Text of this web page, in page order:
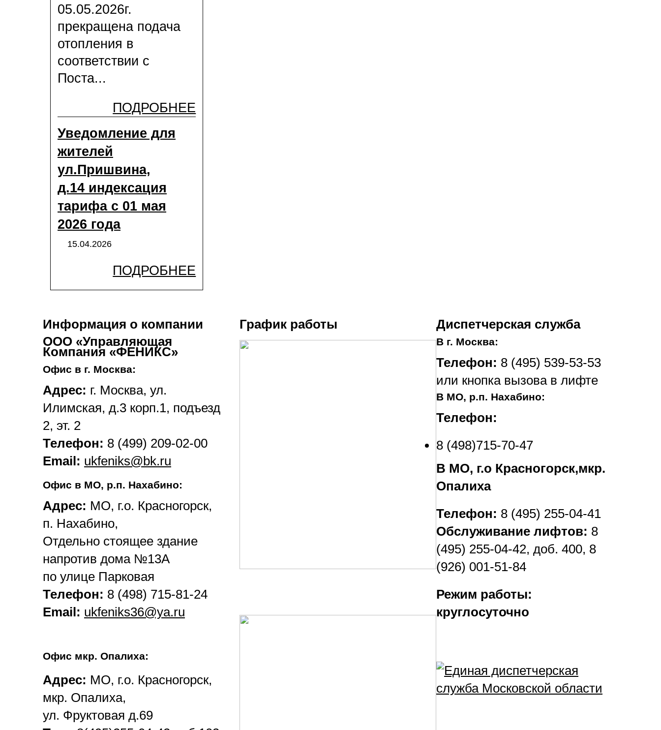
05.05.2026г.
прекращена подача
отопления в
соответствии с
Поста...
ПОДРОБНЕЕ
Уведомление для
жителей
ул.Пришвина,
д.14 индексация
тарифа с 01 мая
2026 года
15.04.2026
ПОДРОБНЕЕ
Информация о компании
ООО «Управляющая
Компания «ФЕНИКС»
Офис в г. Москва:
Адрес: г. Москва, ул.
Илимская, д.3 корп.1, подъезд
2, эт. 2
Телефон: 8 (499) 209-02-00
Email: ukfeniks@bk.ru
Офис в МО, р.п. Нахабино:
Адрес: МО, г.о. Красногорск,
п. Нахабино,
Отдельно стоящее здание
напротив дома №13А
по улице Парковая
Телефон: 8 (498) 715-81-24
Email: ukfeniks36@ya.ru
Офис мкр. Опалиха:
Адрес: МО, г.о. Красногорск,
мкр. Опалиха,
ул. Фруктовая д.69
График работы Диспетчерская служба
В г. Москва:
Телефон: 8 (495) 539-53-53
или кнопка вызова в лифте
В МО, р.п. Нахабино:
Телефон:
8 (498)715-70-47
В МО, г.о Красногорск,мкр.
Опалиха
Телефон: 8 (495) 255-04-41
Обслуживание лифтов: 8
(495) 255-04-42, доб. 400, 8
(926) 001-51-84
Режим работы:
круглосуточно